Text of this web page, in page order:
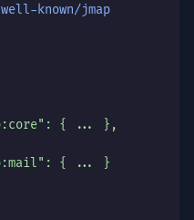
known/jmap
{ ... },
{ ... }